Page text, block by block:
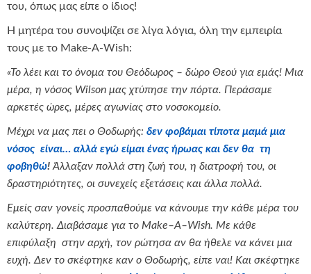
του, όπως μας είπε ο ίδιος!
Η μητέρα του συνοψίζει σε λίγα λόγια, όλη την εμπειρία
τους με το Make-A-Wish:
«Το λέει και το όνομα του Θεόδωρος – δώρο Θεού για εμάς! Μια
μέρα, η νόσος Wilson μας χτύπησε την πόρτα. Περάσαμε
αρκετές ώρες, μέρες αγωνίας στο νοσοκομείο.
Μέχρι να μας πει ο Θοδωρής: δεν φοβάμαι τίποτα μαμά μια
νόσος είναι… αλλά εγώ είμαι ένας ήρωας και δεν θα τη
φοβηθώ! Άλλαξαν πολλά στη ζωή του, η διατροφή του, οι
δραστηριότητες, οι συνεχείς εξετάσεις και άλλα πολλά.
Εμείς σαν γονείς προσπαθούμε να κάνουμε την κάθε μέρα του
καλύτερη. Διαβάσαμε για το Make–A–Wish. Με κάθε
επιφύλαξη στην αρχή, τον ρώτησα αν θα ήθελε να κάνει μια
ευχή. Δεν το σκέφτηκε καν ο Θοδωρής, είπε ναι! Και σκέφτηκε